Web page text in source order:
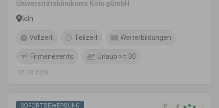
Universitätsklinikums Köln gGmbH
Köln
Vollzeit Teilzeit Weiterbildungen
Firmenevents Urlaub >= 30
05.08.2026
SOFORTBEWERBUNG